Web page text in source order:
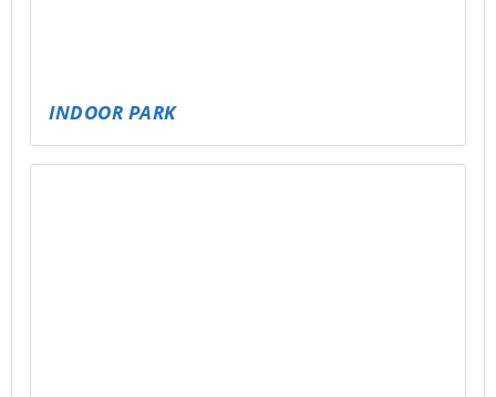
NEUE RUTSCHE FÜR DAS FREIBAD